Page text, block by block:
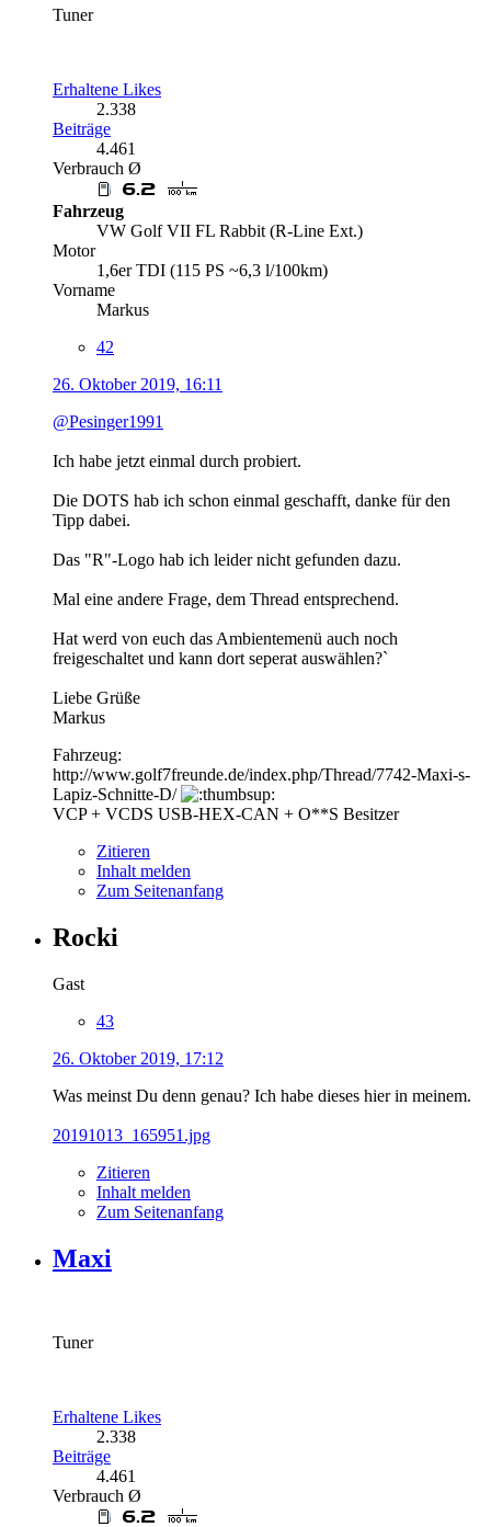
Tuner
Erhaltene Likes
2.338
Beiträge
4.461
Verbrauch Ø
Fahrzeug
VW Golf VII FL Rabbit (R-Line Ext.)
Motor
1,6er TDI (115 PS ~6,3 l/100km)
Vorname
Markus
42
26. Oktober 2019, 16:11
@Pesinger1991
Ich habe jetzt einmal durch probiert.
Die DOTS hab ich schon einmal geschafft, danke für den
Tipp dabei.
Das "R"-Logo hab ich leider nicht gefunden dazu.
Mal eine andere Frage, dem Thread entsprechend.
Hat werd von euch das Ambientemenü auch noch
freigeschaltet und kann dort seperat auswählen?`
Liebe Grüße
Markus
Fahrzeug:
http://www.golf7freunde.de/index.php/Thread/7742-Maxi-s-
Lapiz-Schnitte-D/
VCP + VCDS USB-HEX-CAN + O**S Besitzer
Zitieren
Inhalt melden
Zum Seitenanfang
Rocki
Gast
43
26. Oktober 2019, 17:12
Was meinst Du denn genau? Ich habe dieses hier in meinem.
20191013_165951.jpg
Zitieren
Inhalt melden
Zum Seitenanfang
Maxi
Tuner
Erhaltene Likes
2.338
Beiträge
4.461
Verbrauch Ø